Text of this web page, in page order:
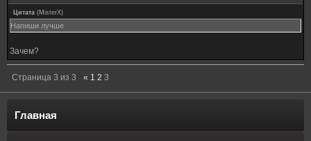
Цитата (MisterX)
Напиши лучше
Зачем?
Страница 3 из 3 « 1 2 3
Главная